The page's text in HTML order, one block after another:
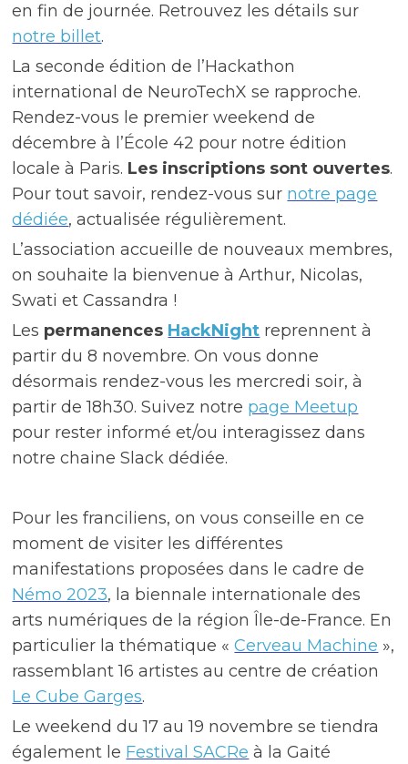
en fin de journée. Retrouvez les détails sur
notre billet.
La seconde édition de l’Hackathon
international de NeuroTechX se rapproche.
Rendez-vous le premier weekend de
décembre à l’École 42 pour notre édition
locale à Paris. Les inscriptions sont ouvertes.
Pour tout savoir, rendez-vous sur notre page
dédiée, actualisée régulièrement.
L’association accueille de nouveaux membres,
on souhaite la bienvenue à Arthur, Nicolas,
Swati et Cassandra !
Les permanences HackNight reprennent à
partir du 8 novembre. On vous donne
désormais rendez-vous les mercredi soir, à
partir de 18h30. Suivez notre page Meetup
pour rester informé et/ou interagissez dans
notre chaine Slack dédiée.
Pour les franciliens, on vous conseille en ce
moment de visiter les différentes
manifestations proposées dans le cadre de
Némo 2023, la biennale internationale des
arts numériques de la région Île-de-France. En
particulier la thématique «Cerveau Machine »,
rassemblant 16 artistes au centre de création
Le Cube Garges.
Le weekend du 17 au 19 novembre se tiendra
également le Festival SACRe à la Gaité